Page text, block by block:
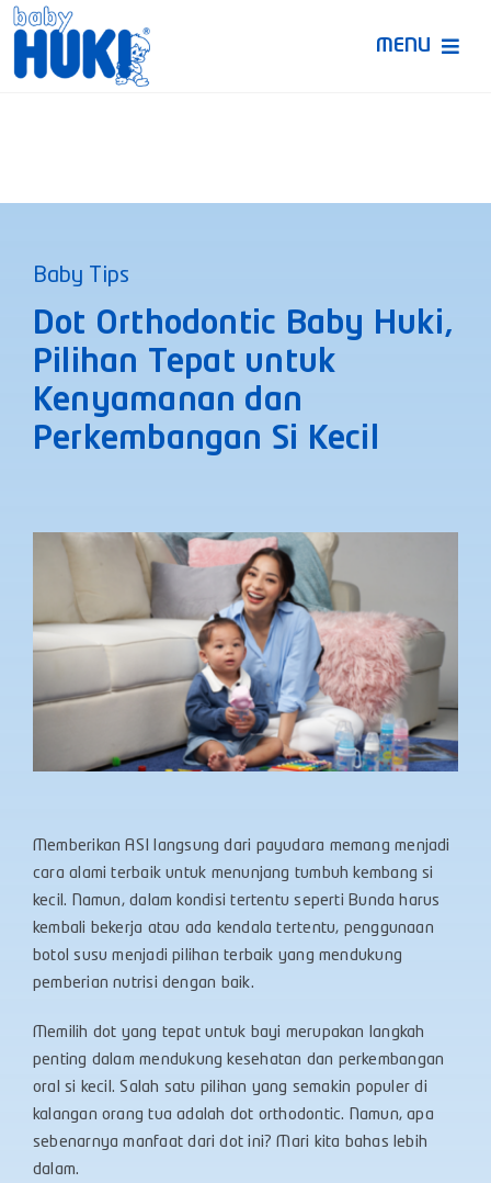
Skip
content
MENU
Baby Tips
Dot Orthodontic Baby Huki,
Pilihan Tepat untuk
Kenyamanan dan
Perkembangan Si Kecil
Memberikan ASI langsung dari payudara memang menjadi
cara alami terbaik untuk menunjang tumbuh kembang si
kecil. Namun, dalam kondisi tertentu seperti Bunda harus
kembali bekerja atau ada kendala tertentu, penggunaan
botol susu menjadi pilihan terbaik yang mendukung
pemberian nutrisi dengan baik.
Memilih dot yang tepat untuk bayi merupakan langkah
penting dalam mendukung kesehatan dan perkembangan
oral si kecil. Salah satu pilihan yang semakin populer di
kalangan orang tua adalah dot orthodontic. Namun, apa
sebenarnya manfaat dari dot ini? Mari kita bahas lebih
dalam.​